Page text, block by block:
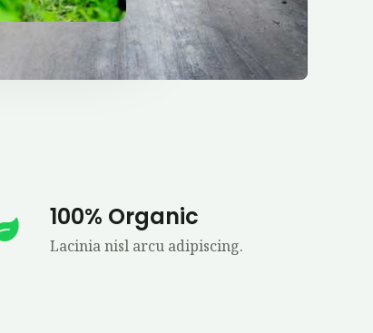
100% Organic
Lacinia nisl arcu adipiscing.